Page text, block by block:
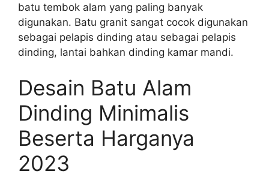
batu tembok alam yang paling banyak
digunakan. Batu granit sangat cocok digunakan
sebagai pelapis dinding atau sebagai pelapis
dinding, lantai bahkan dinding kamar mandi.
Desain Batu Alam
Dinding Minimalis
Beserta Harganya
2023